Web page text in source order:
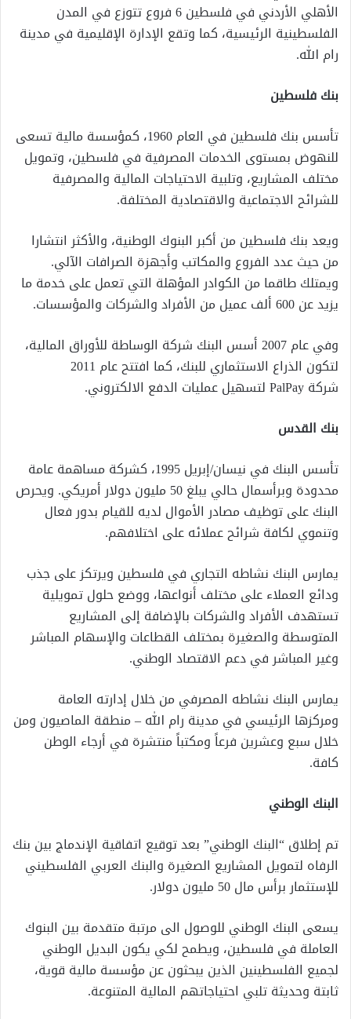
الأهلي الأردني في فلسطين 6 فروع تتوزع في المدن
الفلسطينية الرئيسية، كما وتقع الإدارة الإقليمية في مدينة
رام الله.
بنك فلسطين
تأسس بنك فلسطين في العام 1960، كمؤسسة مالية تسعى
للنهوض بمستوى الخدمات المصرفية في فلسطين، وتمويل
مختلف المشاريع، وتلبية الاحتياجات المالية والمصرفية
للشرائح الاجتماعية والاقتصادية المختلفة.
ويعد بنك فلسطين من أكبر البنوك الوطنية، والأكثر انتشارا
من حيث عدد الفروع والمكاتب وأجهزة الصرافات الآلي.
ويمتلك طاقما من الكوادر المؤهلة التي تعمل على خدمة ما
يزيد عن 600 ألف عميل من الأفراد والشركات والمؤسسات
.
وفي عام 2007 أسس البنك شركة الوساطة للأوراق المالية،
لتكون الذراع الاستثماري للبنك، كما افتتح عام 2011
شركةPalPayلتسهيل عمليات الدفع الالكتروني.
بنك القدس
تأسس البنك في نيسان/إبريل 1995، كشركة مساهمة عامة
محدودة وبرأسمال حالي يبلغ 50 مليون دولار أمريكي. ويحرص
البنك على توظيف مصادر الأموال لديه للقيام بدور فعال
وتنموي لكافة شرائح عملائه على اختلافهم.
يمارس البنك نشاطه التجاري في فلسطين ويرتكز على جذب
ودائع العملاء على مختلف أنواعها، ووضع حلول تمويلية
تستهدف الأفراد والشركات بالإضافة إلى المشاريع
المتوسطة والصغيرة بمختلف القطاعات والإسهام المباشر
وغير المباشر في دعم الاقتصاد الوطني.
يمارس البنك نشاطه المصرفي من خلال إدارته العامة
ومركزها الرئيسي في مدينة رام الله – منطقة الماصيون ومن
خلال سبع وعشرين فرعاً ومكتباً منتشرة في أرجاء الوطن
كافة.
البنك الوطني
تم إطلاق “البنك الوطني” بعد توقيع اتفاقية الإندماج بين بنك
الرفاه لتمويل المشاريع الصغيرة والبنك العربي الفلسطيني
للإستثمار برأس مال 50 مليون دولار
.
يسعى البنك الوطني للوصول الى مرتبة متقدمة بين البنوك
العاملة في فلسطين، ويطمح لكي يكون البديل الوطني
لجميع الفلسطينين الذين يبحثون عن مؤسسة مالية قوية،
ثابتة وحديثة تلبي احتياجاتهم المالية المتنوعة.